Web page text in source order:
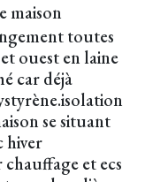
maison
toutes
ouest en laine
car déjà
se situant
hiver
et ecs